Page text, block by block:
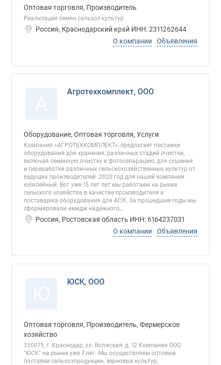
Оптовая торговля, Производитель
Реализация семян сельхоз культур
Россия, Краснодарский край ИНН: 2311262644
О компании
Объявления
Агротехкомплект, ООО
Оборудование, Оптовая торговля, Услуги
Компания «АГРОТЕХКОМПЛЕКТ», предлагает поставки
оборудования для хранения, различных стадий очистки,
включая семенную очистку и фотосепарацию, для сушения
и переработки различных сельскохозяйственных культур от
ведущих производителей. 2020 год для нашей компании
юбилейный. Вот уже 15 лет лет мы работаем на рынке
сельского хозяйства в качестве производителя и
поставщика оборудования для АПК. За прошедшие годы мы
сформировали имидж надежного,...
Россия, Ростовская область ИНН: 6164237031
О компании
Объявления
ЮСК, ООО
Оптовая торговля, Производитель, Фермерское
хозяйство
350075, г. Краснодар, ул. Волжская, д. 12 Компания ООО
"ЮСК" на рынке уже 7 лет. Мы осуществляем оптовые
поставки сельхозпродукции, зерновых культур,